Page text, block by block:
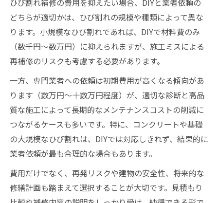
どちらが適切かは、ひび割れの規模や種類によって異な
ります。小規模なひび割れであれば、DIYで材料費のみ
（数千円〜数万円）に抑えられますが、施工ミスによる
再補修のリスクも考慮する必要があります。
一方、専門業者への依頼は初期費用が高くなる傾向があ
ります（数万円〜十数万円程度）が、適切な診断と高品
質な施工によって長期的なメンテナンスコストの削減に
つながるケースも多いです。特に、コンクリートや基礎
の大規模なひび割れは、DIYでは対応しきれず、結果的に
業者依頼が最も合理的な場合もあります。
費用だけでなく、再発リスクや建物の安全性、将来的な
修繕計画も踏まえて選択することが大切です。見積もり